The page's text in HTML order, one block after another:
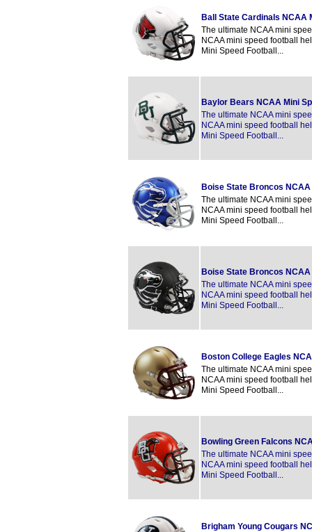
Ball State Cardinals NCAA
The ultimate NCAA mini
NCAA mini speed football
Mini Speed Football...
Baylor Bears NCAA Mini
The ultimate NCAA mini
NCAA mini speed football
Mini Speed Football...
Boise State Broncos NCAA
The ultimate NCAA mini
NCAA mini speed football
Mini Speed Football...
Boise State Broncos
The ultimate NCAA mini
NCAA mini speed football
Mini Speed Football...
Boston College Eagles
The ultimate NCAA mini
NCAA mini speed football
Mini Speed Football...
Bowling Green Falcons
The ultimate NCAA mini
NCAA mini speed football
Mini Speed Football...
Brigham Young Cougars